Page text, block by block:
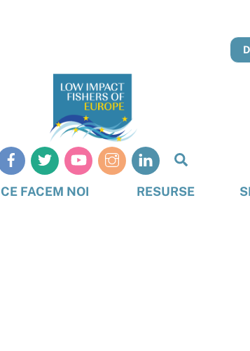
CE FACEM NOI RESURSE